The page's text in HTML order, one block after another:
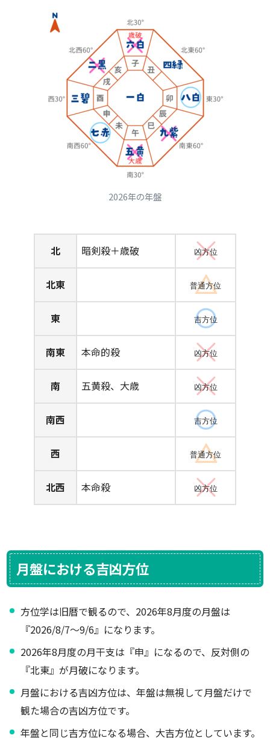
2026年の年盤
北 暗剣殺＋歳破 凶方位
北東 普通方位
東 吉方位
南東 本命的殺 凶方位
南 五黄殺、大歳 凶方位
南西 吉方位
西 普通方位
北西 本命殺 凶方位
月盤における吉凶方位
方位学は旧暦で観るので、2026年8月度の月盤は
『2026/8/7～9/6』になります。
2026年8月度の月干支は『申』になるので、反対側の
『北東』が月破になります。
月盤における吉凶方位は、年盤は無視して月盤だけで
観た場合の吉凶方位です。
年盤と同じ吉方位になる場合、大吉方位としています。